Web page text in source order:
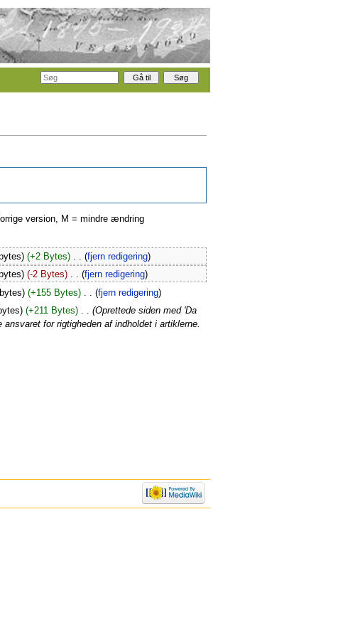
version, M = mindre ændring
(+2 Bytes)‎ . . (fjern redigering)
(-2 Bytes)‎ . . (fjern redigering)
(+155 Bytes)‎ (fjern redigering)
(+211 Bytes)‎ . . (Oprettede siden med 'Da
for rigtigheden af indholdet i artiklerne.